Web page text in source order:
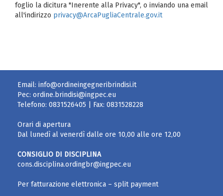
foglio la dicitura "Inerente alla Privacy", o inviando una email
all'indirizzo privacy@ArcaPugliaCentrale.gov.it
Email: info@ordineingegneribrindisi.it
Pec: ordine.brindisi@ingpec.eu
Telefono: 0831526405 | Fax: 0831528228
Orari di apertura
Dal lunedì al venerdì dalle ore 10,00 alle ore 12,00
CONSIGLIO DI DISCIPLINA
cons.disciplina.ordingbr@ingpec.eu
Per fatturazione elettronica – split payment